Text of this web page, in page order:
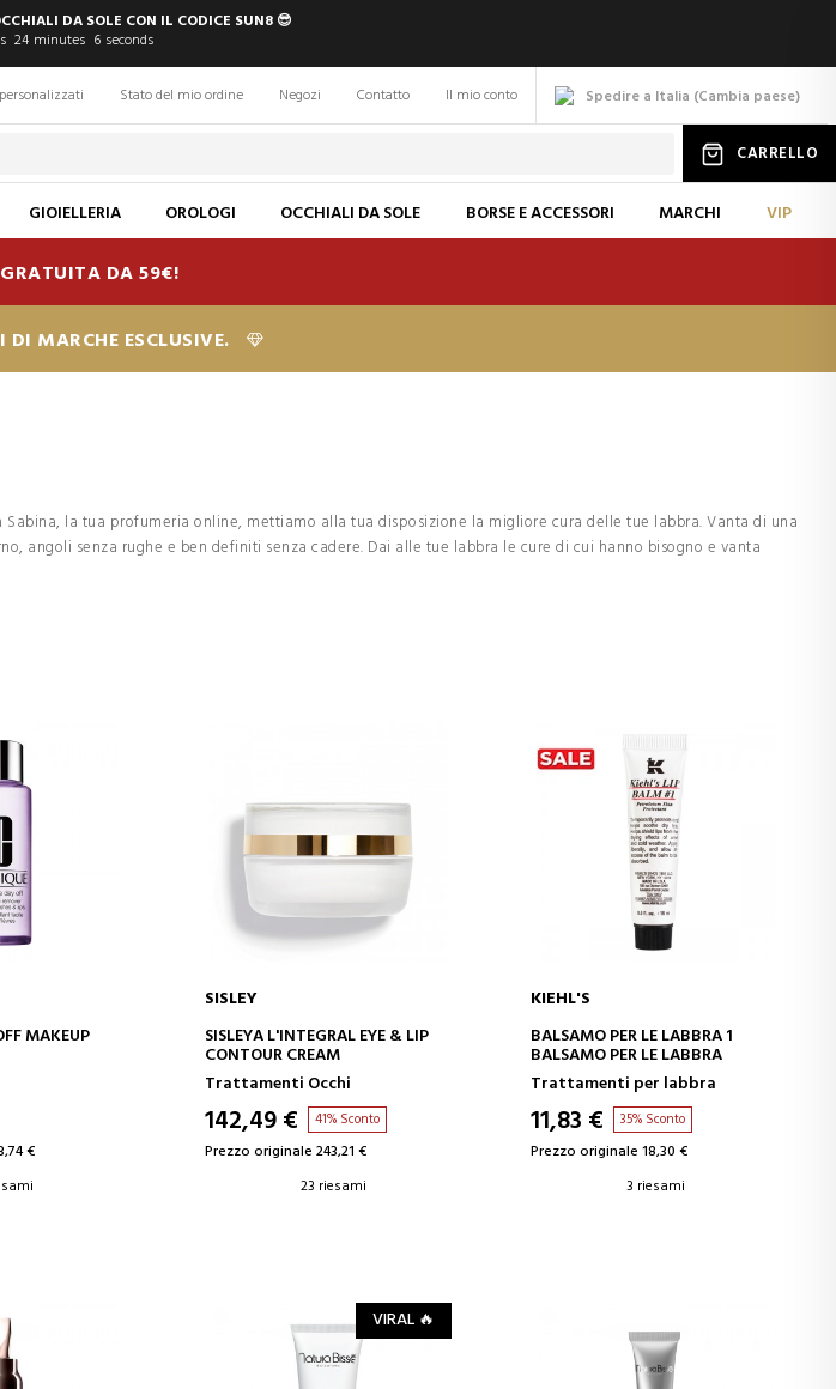
DA SOLE CON IL CODICE SUN8 😎
24 minutes 5 seconds
Spedire a Italia (Cambia paese)
Stato del mio ordine Negozi Contatto Il mio conto
CARRELLO
GIOIELLERIA OROLOGI OCCHIALI DA SOLE BORSE E ACCESSORI MARCHI VIP
DA 59€!
DI MARCHE ESCLUSIVE.
la tua profumeria online, mettiamo alla tua disposizione la migliore cura delle tue labbra. Vanta di una
angoli senza rughe e ben definiti senza cadere. Dai alle tue labbra le cure di cui hanno bisogno e vanta
CARRELLO
MAKEUP
OCCHI
€
AGGIUNGI AL CARRELLO
SISLEY
SISLEYA L'INTEGRAL EYE & LIP
CONTOUR CREAM
Trattamenti Occhi
142,49 € 41% Sconto
Prezzo originale 243,21 €
23 riesami
AGGIUNGI AL CARRELLO
KIEHL'S
BALSAMO PER LE LABBRA 1
BALSAMO PER LE LABBRA
Trattamenti per labbra
11,83 € 35% Sconto
Prezzo originale 18,30 €
3 riesami
VIRAL 🔥